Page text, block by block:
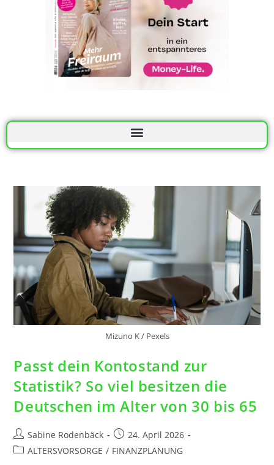
Mizuno K / Pexels
Passt dein Kontostand zur
Statistik? So viel besitzen die
Deutschen im Alter von 30 bis 65
Sabine Rodenbäck
24. April 2026
ALTERSVORSORGE / FINANZPLANUNG